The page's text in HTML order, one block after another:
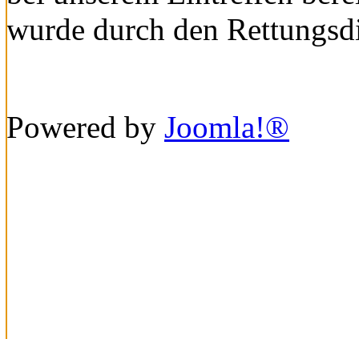
wurde durch den
Powered by Joomla!®